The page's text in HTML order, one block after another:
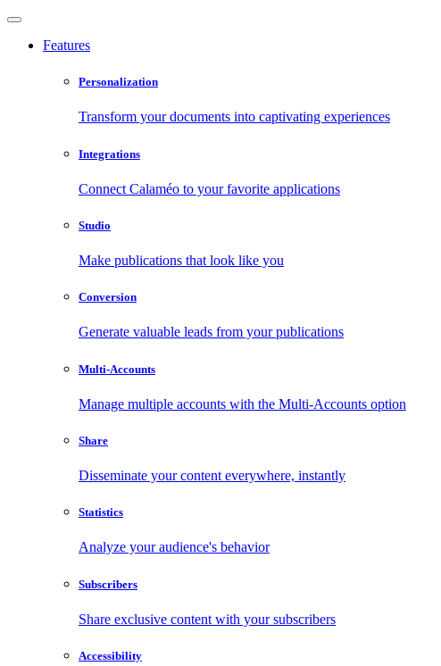
Features
Personalization
Transform your documents into captivating experiences
Integrations
Connect Calaméo to your favorite applications
Studio
Make publications that look like you
Conversion
Generate valuable leads from your publications
Multi-Accounts
Manage multiple accounts with the Multi-Accounts option
Share
Disseminate your content everywhere, instantly
Statistics
Analyze your audience's behavior
Subscribers
Share exclusive content with your subscribers
Accessibility